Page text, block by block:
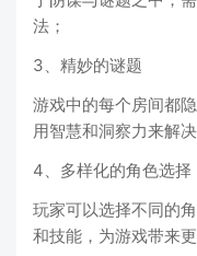
法；
3、精妙的谜题
游戏中的每个房间都
用智慧和洞察力来解
4、多样化的角色选择
玩家可以选择不同的
和技能，为游戏带来